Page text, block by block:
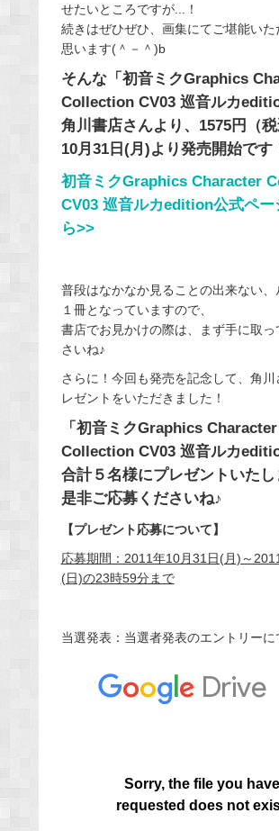
せたいところですが...！
続きはぜひぜひ、画集にてご堪能いた
思います(＾－＾)b
そんな「初音ミクGraphics
Collection CV03 巡音ルカ
角川書店さんより、1575円（
10月31日(月)より発売開始です
初音ミクGraphics Character
CV03 巡音ルカedition公式ペー
ら>>
普段はなかなか見ることの出来ない、
１冊となっていますので、
書店でお見かけの際は、まず手に取っ
さいね♪
さらに！今回も発売を記念して、角川
レゼントをいただきました！
「初音ミクGraphics Character
Collection CV03 巡音ルカ
合計５名様にプレゼントいたし
是非ご応募くださいね♪
【プレゼント応募について】
応募期間：2011年10月31日(月)～
(日)の23時59分まで
当選発表：当選者発表のエントリーに